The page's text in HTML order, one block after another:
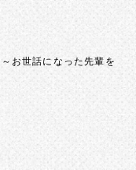
お世話になった先輩を